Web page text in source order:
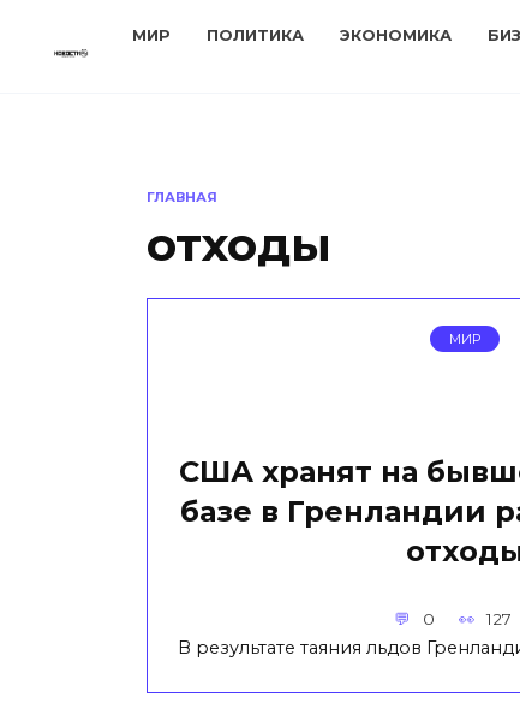
МИР ПОЛИТИКА ЭКОНОМИКА
ГЛАВНАЯ
отходы
МИР
США хранят на
базе в Гренландии
0 127
В результате таяния льдов